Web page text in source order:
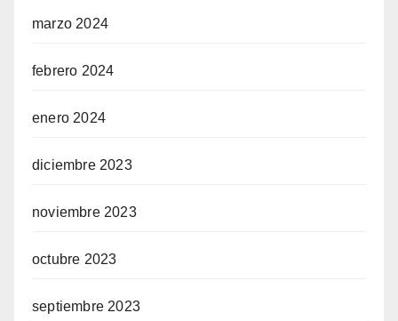
marzo 2024
febrero 2024
enero 2024
diciembre 2023
noviembre 2023
octubre 2023
septiembre 2023